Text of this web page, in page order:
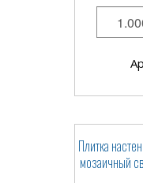
Плитка
мозаичный